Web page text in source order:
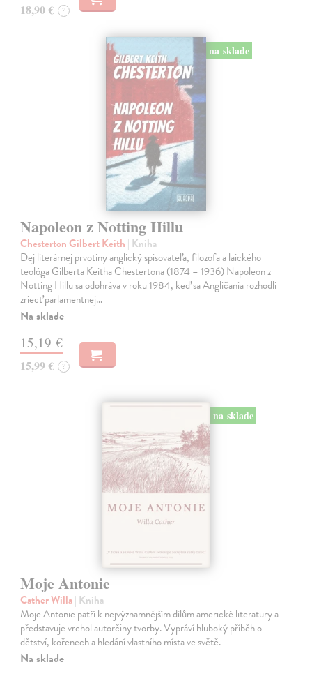
18,90 € ?
na sklade
Napoleon z Notting Hillu
Chesterton Gilbert Keith | Kniha
Dej literárnej prvotiny anglický spisovateľa, filozofa a laického
teológa Gilberta Keitha Chestertona (1874 – 1936) Napoleon z
Notting Hillu sa odohráva v roku 1984, keď sa Angličania rozhodli
zriecť parlamentnej…
Na sklade
15,19 €
15,99 € ?
na sklade
Moje Antonie
Cather Willa| Kniha
Moje Antonie patří k nejvýznamnějším dílům americké literatury a
představuje vrchol autorčiny tvorby. Vypráví hluboký příběh o
dětství, kořenech a hledání vlastního místa ve světě.
Na sklade